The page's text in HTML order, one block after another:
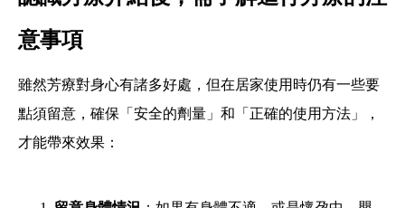
意事項
雖然芳療對身心有諸多好處，但在居家使用時仍有一些要
點須留意，確保「安全的劑量」和「正確的使用方法」，
才能帶來效果：